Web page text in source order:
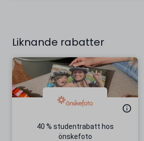
Liknande rabatter
40 % studentrabatt hos
önskefoto